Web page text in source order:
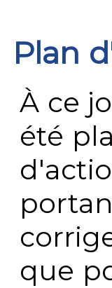
Plan
À ce
été
que